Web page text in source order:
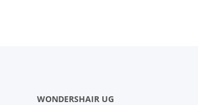
WONDERSHAIR UG